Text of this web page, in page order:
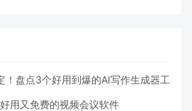
盘点3个好用到爆的AI写作生成器工具
用又免费的视频会议软件